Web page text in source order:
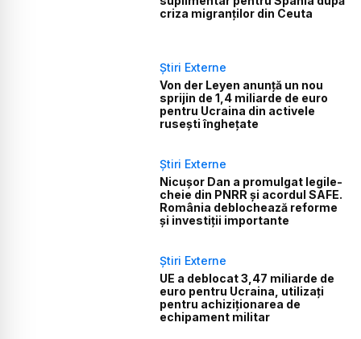
criza migranților din Ceuta
Știri Externe
Von der Leyen anunță un nou
sprijin de 1,4 miliarde de euro
pentru Ucraina din activele
rusești înghețate
Știri Externe
Nicușor Dan a promulgat legile-
cheie din PNRR și acordul SAFE.
România deblochează reforme
și investiții importante
Știri Externe
UE a deblocat 3,47 miliarde de
euro pentru Ucraina, utilizați
pentru achiziționarea de
echipament militar